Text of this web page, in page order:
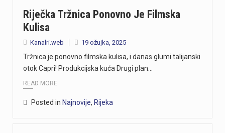
Riječka Tržnica Ponovno Je Filmska
Kulisa
Kanalri.web 19 ožujka, 2025
Tržnica je ponovno filmska kulisa, i danas glumi talijanski
otok Capri! Produkcijska kuća Drugi plan…
READ MORE
Posted in Najnovije, Rijeka